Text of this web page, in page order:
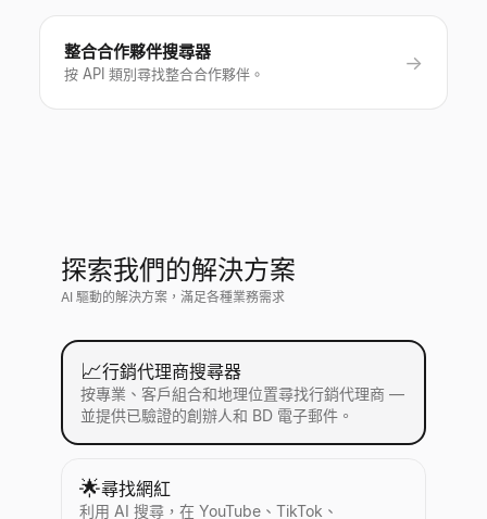
整合合作夥伴搜尋器
按 API 類別尋找整合合作夥伴。
→
探索我們的解決方案
AI 驅動的解決方案，滿足各種業務需求
📈行銷代理商搜尋器
按專業、客戶組合和地理位置尋找行銷代理商 —
並提供已驗證的創辦人和 BD 電子郵件。
🌟尋找網紅
利用 AI 搜尋，在 YouTube、TikTok、